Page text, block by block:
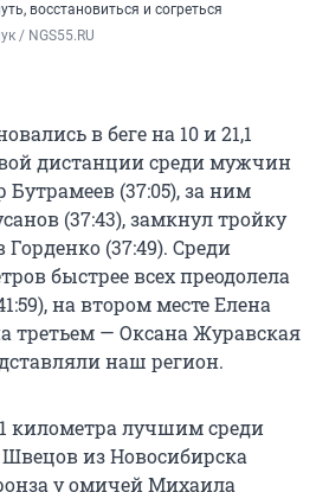
восстановиться и согреться
/ NGS55.RU
в беге на 10 и 21,1
дистанции среди мужчин
(37:05), за ним
(37:43), замкнул тройку
(37:49). Среди
быстрее всех преодолела
на втором месте Елена
третьем — Оксана Журавская
наш регион.
километра лучшим среди
из Новосибирска
у омичей Михаила